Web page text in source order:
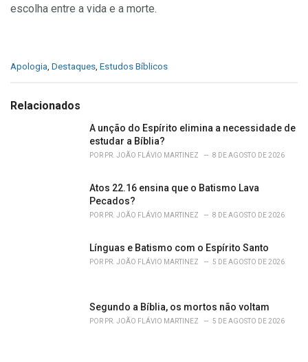
escolha entre a vida e a morte.
C
e
Apologia, Destaques, Estudos Bíblicos
Relacionados
A unção do Espírito elimina a necessidade de
estudar a Bíblia?
POR PR. JOÃO FLÁVIO MARTINEZ 8 DE AGOSTO DE 2026
Atos 22.16 ensina que o Batismo Lava
Pecados?
POR PR. JOÃO FLÁVIO MARTINEZ 8 DE AGOSTO DE 2026
Línguas e Batismo com o Espírito Santo
POR PR. JOÃO FLÁVIO MARTINEZ 5 DE AGOSTO DE 2026
Segundo a Bíblia, os mortos não voltam
POR PR. JOÃO FLÁVIO MARTINEZ 5 DE AGOSTO DE 2026